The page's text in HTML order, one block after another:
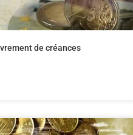
de créances